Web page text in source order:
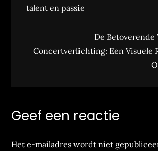
talent en passie
De Betoverende
Concertverlichting: Een Visuele
Geef een reactie
Het e-mailadres wordt niet